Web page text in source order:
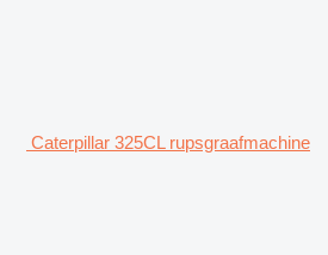
Caterpillar 325CL rupsgraafmachine